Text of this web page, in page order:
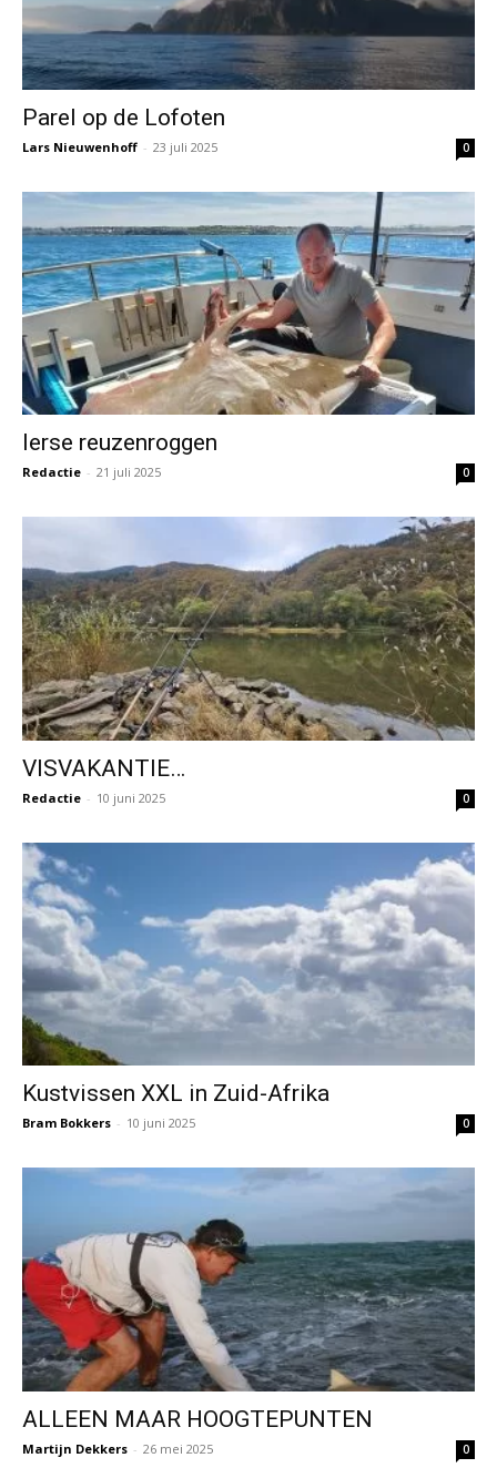
Parel op de Lofoten
Lars Nieuwenhoff - 23 juli 2025 0
Ierse reuzenroggen
Redactie - 21 juli 2025 0
VISVAKANTIE…
Redactie - 10 juni 2025 0
Kustvissen XXL in Zuid-Afrika
Bram Bokkers - 10 juni 2025 0
ALLEEN MAAR HOOGTEPUNTEN
Martijn Dekkers - 26 mei 2025 0